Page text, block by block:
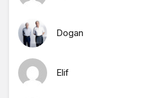
Dogan
Elif